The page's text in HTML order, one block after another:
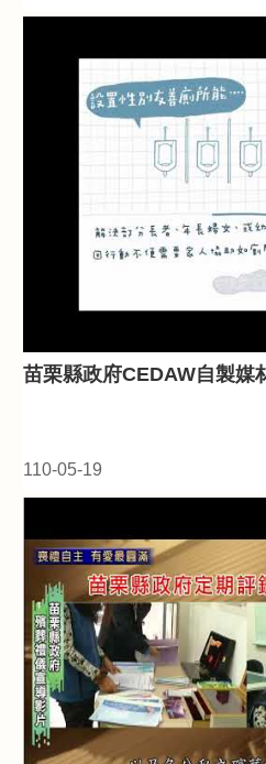
苗栗縣政府CEDAW自製媒
110-05-19